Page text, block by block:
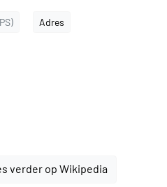
Adres
verder op Wikipedia